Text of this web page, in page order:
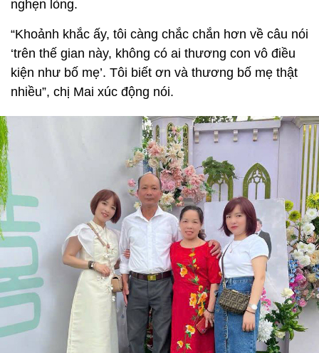
nghẹn lòng.
“Khoảnh khắc ấy, tôi càng chắc chắn hơn về câu nói
‘trên thế gian này, không có ai thương con vô điều
kiện như bố mẹ’. Tôi biết ơn và thương bố mẹ thật
nhiều”, chị Mai xúc động nói.